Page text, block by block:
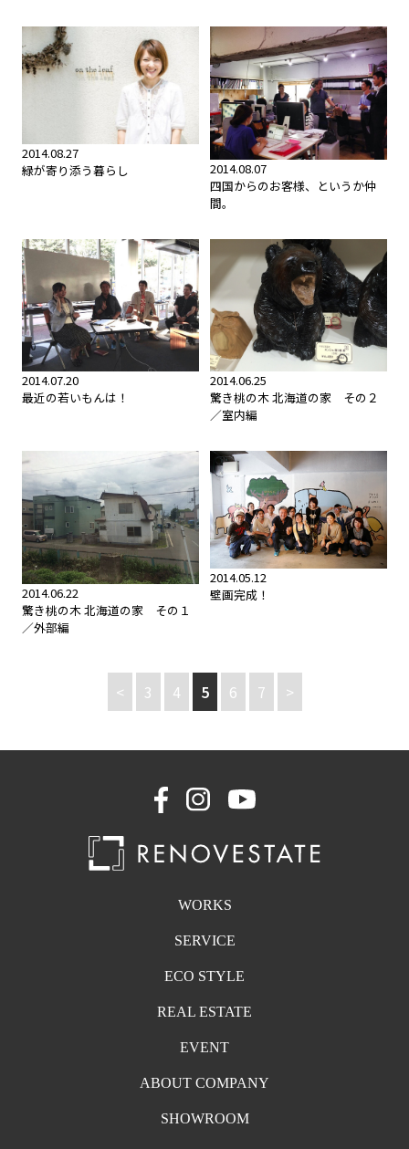
2014.08.27
緑が寄り添う暮らし
2014.08.07
四国からのお客様、というか仲
間。
2014.07.20
最近の若いもんは！
2014.06.25
驚き桃の木 北海道の家 その２
／室内編
2014.06.22
驚き桃の木 北海道の家 その１
／外部編
2014.05.12
壁画完成！
< 3 4 5 6 7 >
WORKS
SERVICE
ECO STYLE
REAL ESTATE
EVENT
ABOUT COMPANY
SHOWROOM